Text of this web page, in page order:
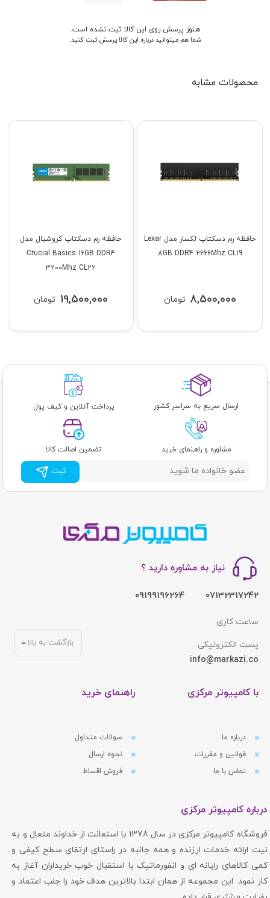
هنوز پرسش روی این کالا ثبت نشده است.
شما هم میتوانید درباره این کالا پرسش ثبت کنید.
محصولات مشابه
حافظه رم دسکتاپ کروشیال مدل
Crucial Basics 16GB DDR4
3200Mhz CL22
تومان 19,500,000
حافظه رم دسکتاپ لکسار مدل Lexar
8GB DDR4 2666Mhz CL19
تومان 8,500,000
ارسال سریع به سراسر کشور پرداخت آنلاین و کیف پول
مشاوره و راهنمای خرید تضمین اصالت کالا
ثبت
نیاز به مشاوره دارید ؟
07132317242
09199196264
ساعت کاری
پست الکترونیکی
info@markazi.co
با کامپیوتر مرکزی
درباره ما
قوانین و مقررات
تماس با ما
راهنمای خرید
سوالات متداول
نحوه ارسال
فروش اقساط
بازگشت به بالا
درباره کامپیوتر مرکزی
فروشگاه کامپیوتر مرکزی در سال 1378 با استعانت از خداوند متعال و به
نیت ارائه خدمات ارزنده و همه جانبه در راستای ارتقای سطح کیفی و
کمی کالاهای رایانه ای و انفورماتیک با استقبال خوب خریداران آغاز به
کار نمود. این مجموعه از همان ابتدا بالاترین هدف خود را جلب اعتماد و